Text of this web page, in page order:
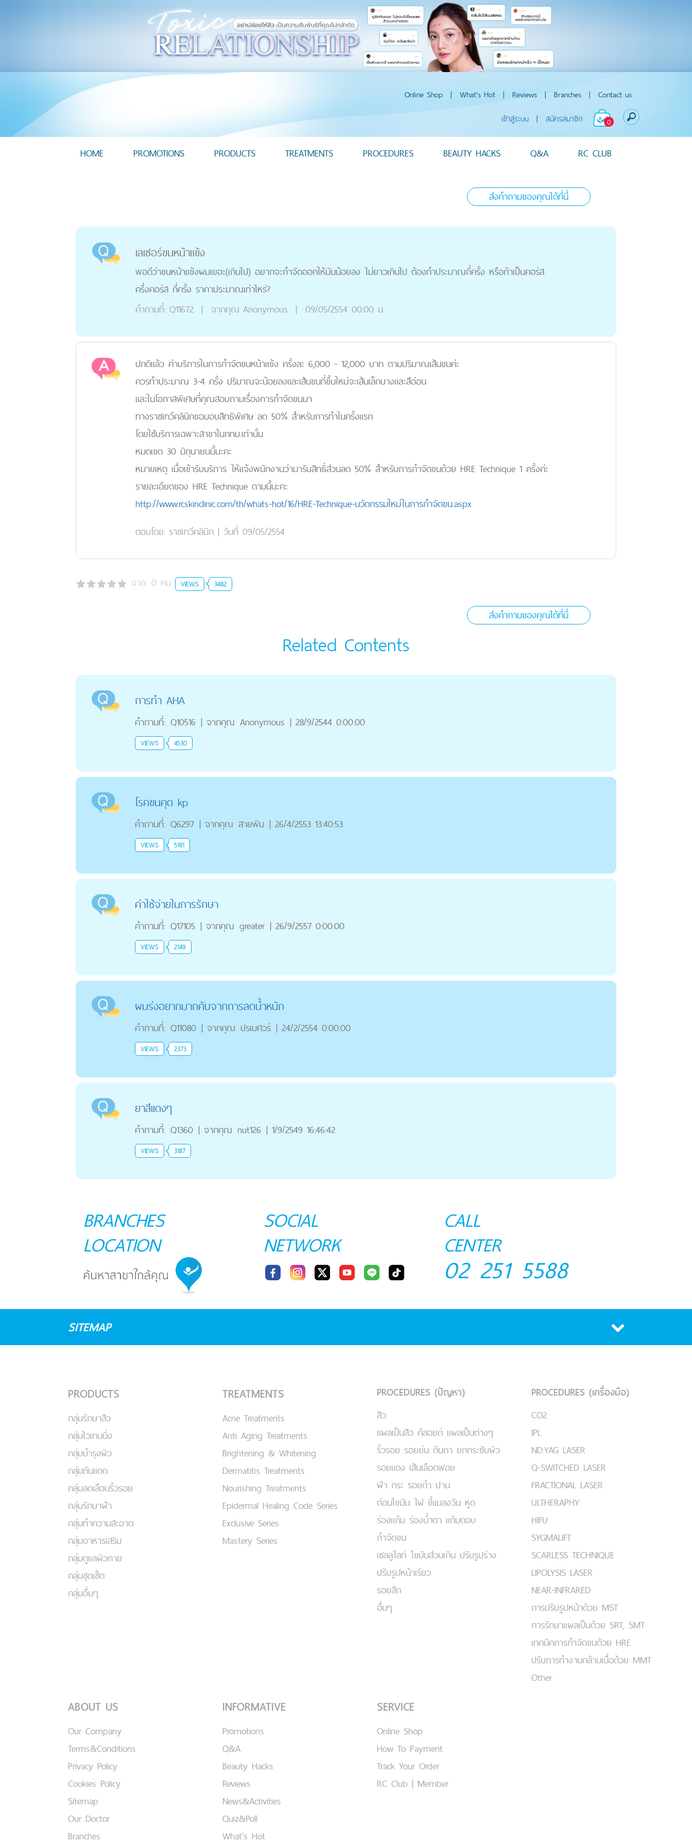
Online Shop | What's Hot | Reviews | Branches | Contact us
0
เข้าสู่ระบบ | สมัครสมาชิก
HOME PROMOTIONS PRODUCTS TREATMENTS PROCEDURES BEAUTY HACKS Q&A RC CLUB
ส่งคำถามของคุณได้ที่นี่
เลเซอร์ขนหน้าแข้ง
พอดีว่าขนหน้าแข้งผมเยอะ(เกินไป) อยากจะกำจัดออกให้มันน้อยลง ไม่ยาวเกินไป ต้องทำประมาณกี่ครั้ง หรือถ้าเป็นคอร์ส
ครึ่งคอร์ส กี่ครั้ง ราคาประมาณเท่าไหร่?
คำถามที่: Q11672 | จากคุณ Anonymous | 09/05/2554 00:00 น.
ปกติแล้ว ค่าบริการในการกำจัดขนหน้าแข้ง ครั้งละ 6,000 - 12,000 บาท ตามปริมาณเส้นขนค่ะ
ควรทำประมาณ 3-4 ครั้ง ปริมาณจะน้อยลงและเส้นขนที่ขึ้นใหม่จะเส้นเล็กบางและสีอ่อน
และในโอกาสพิเศษที่คุณสอบถามเรื่องการกำจัดขนมา
ทางราชเทวีคลินิกขอมอบสิทธิพิเศษ ลด 50% สำหรับการทำในครั้งแรก
โดยใช้บริการเฉพาะสาขาในกทม.เท่านั้น
หมดเขต 30 มิถุนายนนี้นะคะ
หมายเหตุ เมื่อเข้ารับบริการ ให้แจ้งพนักงานว่ามารับสิทธิ์ส่วนลด 50% สำหรับการกำจัดขนด้วย HRE Technique 1 ครั้งค่ะ
รายละเอียดของ HRE Technique ตามนี้นะคะ
http://www.rcskinclinic.com/th/whats-hot/16/HRE-Technique-นวัตกรรมใหม่ในการกำจัดขน.aspx
ตอบโดย: ราชเทวีคลินิก | วันที่ 09/05/2554
จาก: 0 คน VIEWS 3482
ส่งคำถามของคุณได้ที่นี่
Related Contents
การทำ AHA
คำถามที่: Q10516 | จากคุณ Anonymous | 28/9/2544 0:00:00
VIEWS 4530
โรคขนคุด kp
คำถามที่: Q6297 | จากคุณ สายพิน | 26/4/2553 13:40:53
VIEWS 5181
ค่าใช้จ่ายในการรักษา
คำถามที่: Q17105 | จากคุณ greater | 26/9/2557 0:00:00
VIEWS 2149
ผมร่งอยากมากคับจากการลดน้ำหนัก
คำถามที่: Q11080 | จากคุณ ปรเมศวร์ | 24/2/2554 0:00:00
VIEWS 2373
ยาสีเเดงๆ
คำถามที่: Q1360 | จากคุณ nut126 | 1/9/2549 16:46:42
VIEWS 3187
BRANCHES
LOCATION
SOCIAL
NETWORK
CALL
CENTER
02 251 5588
SITEMAP
PRODUCTS
กลุ่มรักษาสิว
กลุ่มไวเทนนิ่ง
กลุ่มบำรุงผิว
กลุ่มกันแดด
กลุ่มลดเลือนริ้วรอย
กลุ่มรักษาฝ้า
กลุ่มทำความสะอาด
กลุ่มอาหารเสริม
กลุ่มดูแลผิวกาย
กลุ่มชุดเซ็ต
กลุ่มอื่นๆ
TREATMENTS
Acne Treatments
Anti Aging Treatments
Brightening & Whitening
Dermatitis Treatments
Nourishing Treatments
Epidermal Healing Code Series
Exclusive Series
Mastery Series
PROCEDURES (ปัญหา)
สิว
แผลเป็นสิว คีลอยด์ แผลเป็นต่างๆ
ริ้วรอย รอยย่น ตีนกา ยกกระชับผิว
รอยแดง เส้นเลือดฟอย
ฝ้า กระ รอยดำ ปาน
ต่อมไขมัน ไฝ ขี้แมลงวัน หูด
ร่องแก้ม ร่องน้ำตา แก้มตอบ
กำจัดขน
เชลลูไลท์ ไขมันส่วนเกิน ปรับรูปร่าง
ปรับรูปหน้าเรียว
รอยสัก
อื่นๆ
PROCEDURES (เครื่องมือ)
CO2
IPL
ND:YAG LASER
Q-SWITCHED LASER
FRACTIONAL LASER
ULTHERAPHY
HIFU
SYGMALIFT
SCARLESS TECHNIQUE
LIPOLYSIS LASER
NEAR-INFRARED
การปรับรูปหน้าด้วย MST
การรักษาแผลเป็นด้วย SRT, SMT
เทคนิคการกำจัดขนด้วย HRE
ปรับการทำงานกล้ามเนื้อด้วย MMT
Other
ABOUT US
Our Company
Terms&Conditions
Privacy Policy
Cookies Policy
Sitemap
Our Doctor
Branches
INFORMATIVE
Promotions
Q&A
Beauty Hacks
Reviews
News&Activities
Quiz&Poll
What's Hot
SERVICE
Online Shop
How To Payment
Track Your Order
RC Club | Member